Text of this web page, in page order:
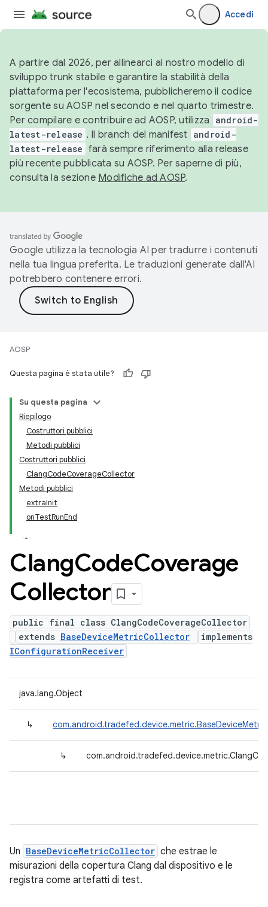
Accedi
A partire dal 2026, per allinearci al nostro modello di
sviluppo trunk stabile e garantire la stabilità della
piattaforma per l'ecosistema, pubblicheremo il codice
sorgente su AOSP nel secondo e nel quarto trimestre.
Per compilare e contribuire ad AOSP, utilizza
android-
latest-release . Il branch del manifest android-
latest-release farà sempre riferimento alla release
più recente pubblicata su AOSP. Per saperne di più,
consulta la sezione Modifiche ad AOSP.
Google utilizza la tecnologia AI per tradurre i contenuti
nella tua lingua preferita. Le traduzioni generate dall'AI
potrebbero contenere errori.
AOSP
Questa pagina è stata utile?
Su questa pagina
Riepilogo
Costruttori pubblici
Metodi pubblici
Costruttori pubblici
ClangCodeCoverageCollector
Metodi pubblici
extraInit
onTestRunEnd
ClangCodeCoverage
Collector
public final class ClangCodeCoverageCollector
extends BaseDeviceMetricCollector
implements
IConfigurationReceiver
java.lang.Object
↳
↳
Un BaseDeviceMetricCollector che estrae le
misurazioni della copertura Clang dal dispositivo e le
registra come artefatti di test.